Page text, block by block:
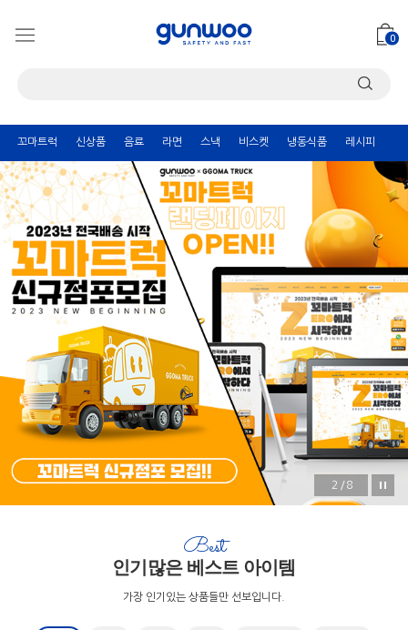
0
꼬마트럭 신상품 음료 라면 스낵 비스켓 냉동식품 레시피
2/8
Best
인기많은 베스트 아이템
가장 인기있는 상품들만 선보입니다.